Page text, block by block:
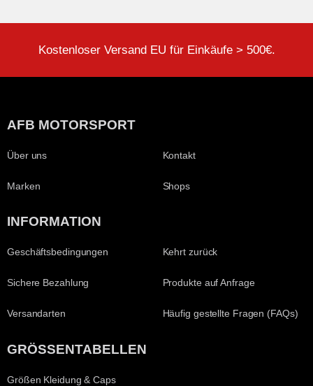
Kostenloser Versand EU für Einkäufe > 500€.
AFB MOTORSPORT
Über uns
Marken
Kontakt
Shops
INFORMATION
Geschäftsbedingungen
Sichere Bezahlung
Versandarten
Kehrt zurück
Produkte auf Anfrage
Häufig gestellte Fragen (FAQs)
GRÖSSENTABELLEN
Größen Kleidung & Caps